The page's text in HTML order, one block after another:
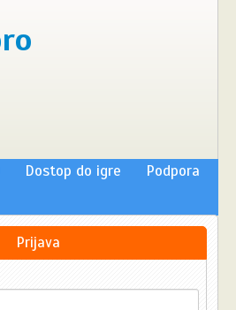
Dostop do igre Podpora
Prijava